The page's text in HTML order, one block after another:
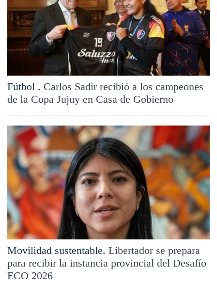
Fútbol . Carlos Sadir recibió a los campeones
de la Copa Jujuy en Casa de Gobierno
Movilidad sustentable. Libertador se prepara
para recibir la instancia provincial del Desafío
ECO 2026